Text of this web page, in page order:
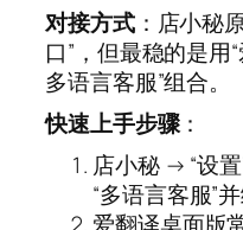
对接方式：店小秘
口”，但最稳的是用
多语言客服”组合。
快速上手步骤：
店小秘 → “设
“多语言客服”
爱翻译桌面版